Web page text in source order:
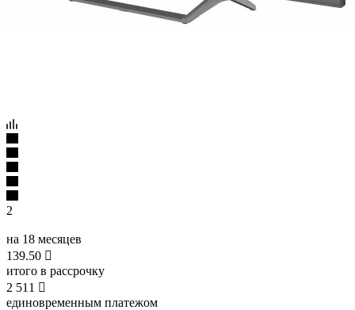
2
на 18 месяцев
139.50 
итого в рассрочку
2 511 
единовременным платежом